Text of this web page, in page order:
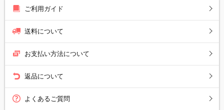
ご利用ガイド
送料について
お支払い方法について
返品について
よくあるご質問